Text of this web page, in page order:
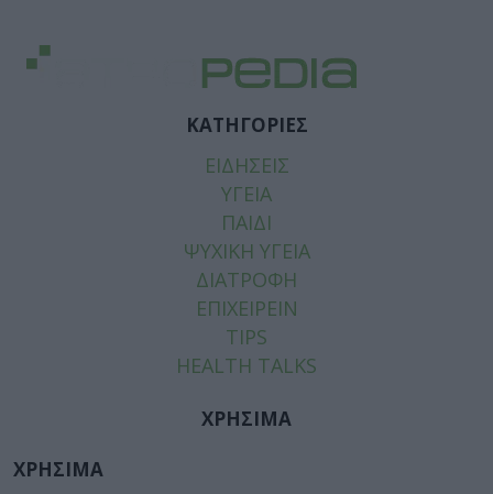
ΚΑΤΗΓΟΡΙΕΣ
ΕΙΔΗΣΕΙΣ
ΥΓΕΙΑ
ΠΑΙΔΙ
ΨΥΧΙΚΗ ΥΓΕΙΑ
ΔΙΑΤΡΟΦΗ
ΕΠΙΧΕΙΡΕΙΝ
TIPS
HEALTH TALKS
ΧΡΗΣΙΜΑ
ΧΡΗΣΙΜΑ